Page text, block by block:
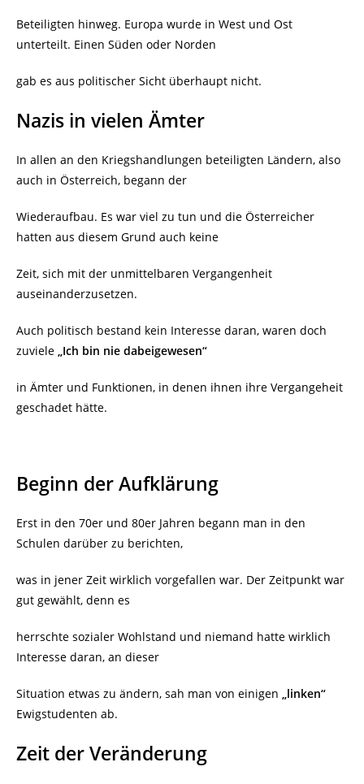
Beteiligten hinweg. Europa wurde in West und Ost
unterteilt. Einen Süden oder Norden
gab es aus politischer Sicht überhaupt nicht.
Nazis in vielen Ämter
In allen an den Kriegshandlungen beteiligten Ländern, also
auch in Österreich, begann der
Wiederaufbau. Es war viel zu tun und die Österreicher
hatten aus diesem Grund auch keine
Zeit, sich mit der unmittelbaren Vergangenheit
auseinanderzusetzen.
Auch politisch bestand kein Interesse daran, waren doch
zuviele „Ich bin nie dabeigewesen“
in Ämter und Funktionen, in denen ihnen ihre Vergangeheit
geschadet hätte.
Beginn der Aufklärung
Erst in den 70er und 80er Jahren begann man in den
Schulen darüber zu berichten,
was in jener Zeit wirklich vorgefallen war. Der Zeitpunkt war
gut gewählt, denn es
herrschte sozialer Wohlstand und niemand hatte wirklich
Interesse daran, an dieser
Situation etwas zu ändern, sah man von einigen „linken“
Ewigstudenten ab.
Zeit der Veränderung